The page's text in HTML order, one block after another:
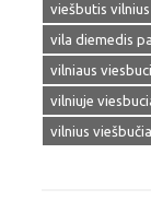
viešbutis vilnius
vila diemedis
vilniaus
vilniuje
vilnius